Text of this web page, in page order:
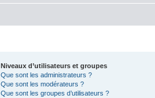
Niveaux d’utilisateurs et groupes
Que sont les administrateurs ?
Que sont les modérateurs ?
Que sont les groupes d’utilisateurs ?